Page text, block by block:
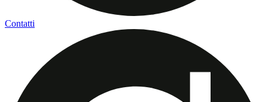
Contatti